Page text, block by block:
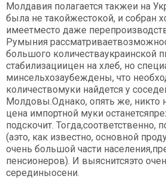
Молдавия полагается такжеи на
была не такойжестокой, и собран
имеетместо даже
Румыния
большого количестваукраинской
стабилизациицен на хлеб, но
минсельхозаубеждены, что
количествомуки найдется у
Молдовы.Однако, опять же, никто
цена импортной муки
подскочит. Тогда,соответственно,
(аэто, как известно, основной
очень большой части
пенсионеров). И выяснитсяэто
серединыосени.